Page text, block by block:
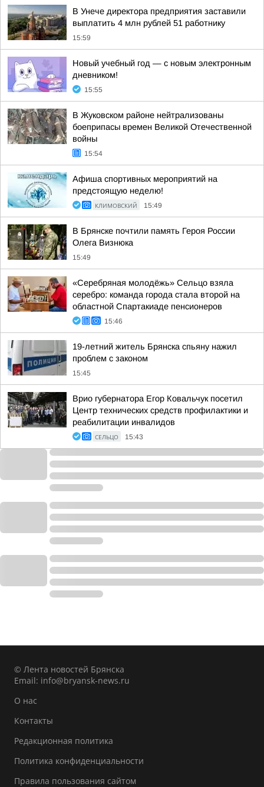
В Унече директора предприятия заставили
выплатить 4 млн рублей 51 работнику
15:59
Новый учебный год — с новым электронным
дневником!
15:55
В Жуковском районе нейтрализованы
боеприпасы времен Великой Отечественной
войны
15:54
Афиша спортивных мероприятий на
предстоящую неделю!
КЛИМОВСКИЙ 15:49
В Брянске почтили память Героя России
Олега Визнюка
15:49
«Серебряная молодёжь» Сельцо взяла
серебро: команда города стала второй на
областной Спартакиаде пенсионеров
15:46
19-летний житель Брянска спьяну нажил
проблем с законом
15:45
Врио губернатора Егор Ковальчук посетил
Центр технических средств профилактики и
реабилитации инвалидов
СЕЛЬЦО 15:43
© Лента новостей Брянска
Email: info@bryansk-news.ru
О нас
Контакты
Редакционная политика
Политика конфиденциальности
Правила пользования сайтом